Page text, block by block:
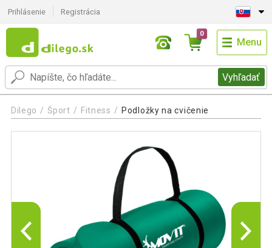
Prihlásenie Registrácia
Vyhľadať
0
Menu
Dilego Šport Fitness Podložky na cvičenie